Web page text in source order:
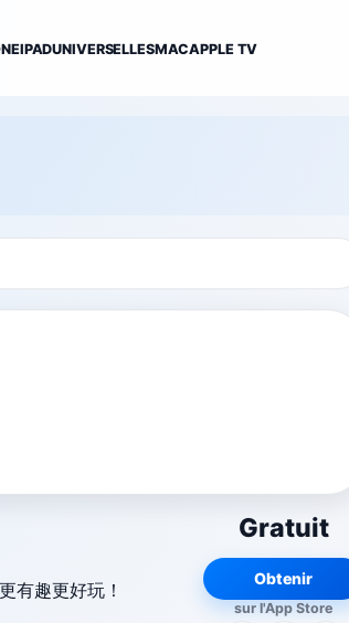
IPADUNIVERSELLESMACAPPLE TV
Gratuit
Obtenir
sur l'App Store
有趣更好玩！